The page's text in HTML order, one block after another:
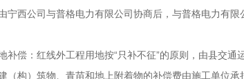
宁西公司与普格电力有限公司协商后，与普格电力有限
补偿：红线外工程用地按“只补不征”的原则，由县交
（构）筑物、青苗和地上附着物的补偿费由施工单位承